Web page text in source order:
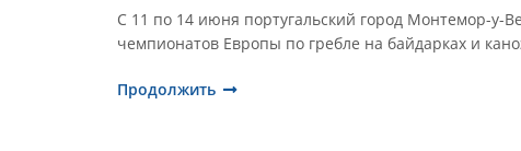
С 11 по 14 июня португальский город Монтемор-у-
чемпионатов Европы по гребле на байдарках и
Продолжить